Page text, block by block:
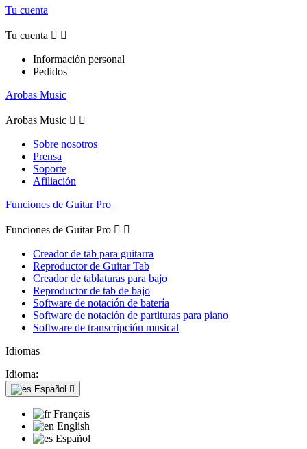
Tu cuenta
Tu cuenta  
Información personal
Pedidos
Arobas Music
Arobas Music  
Sobre nosotros
Prensa
Soporte
Afiliación
Funciones de Guitar Pro
Funciones de Guitar Pro  
Creador de tab para guitarra
Reproductor de Guitar Tab
Creador de tablaturas para bajo
Reproductor de tab de bajo
Software de notación de batería
Software de notación de partituras para piano
Software de transcripción musical
Idiomas
Idioma:
Español 
Français
English
Español